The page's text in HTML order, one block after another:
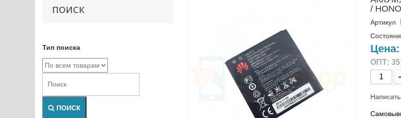
ПОИСК
Тип поиска
ПОИСК
/
Артикул
Цена:
ОПТ: